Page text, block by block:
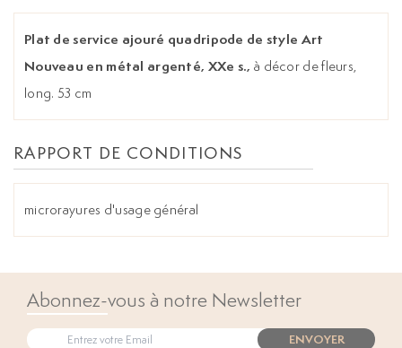
Plat de service ajouré quadripode de style Art
Nouveau en métal argenté, XXe s., à décor de fleurs,
long. 53 cm
RAPPORT DE CONDITIONS
microrayures d'usage général
Abonnez-vous à notre Newsletter
ENVOYER